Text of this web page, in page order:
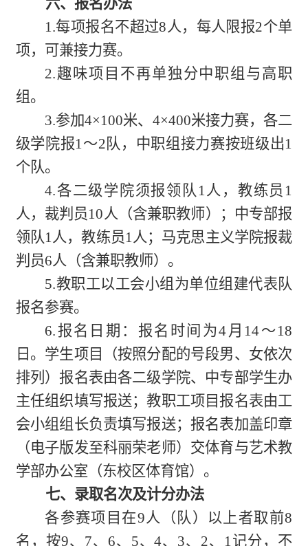
六、报名办法
1.每项报名不超过8人，每人限报2个单
项，可兼接力赛。
2.趣味项目不再单独分中职组与高职
组 。
3.参加4×100米、4×400米接力赛，各二
级学院报1～2队，中职组接力赛按班级出1
个队。
4.各二级学院须报领队1人，教练员1
人，裁判员10人（含兼职教师）；中专部报
领队1人，教练员1人；马克思主义学院报裁
判员6人（含兼职教师）。
5.教职工以工会小组为单位组建代表队
报名参赛。
6.报名日期：报名时间为4月14～18
日。学生项目（按照分配的号段男、女依次
排列）报名表由各二级学院、中专部学生办
主任组织填写报送；教职工项目报名表由工
会小组组长负责填写报送；报名表加盖印章
（电子版发至科丽荣老师）交体育与艺术教
学部办公室（东校区体育馆）。
七、录取名次及计分办法
各参赛项目在9人（队）以上者取前8
名，按9、7、6、5、4、3、2、1记分，不